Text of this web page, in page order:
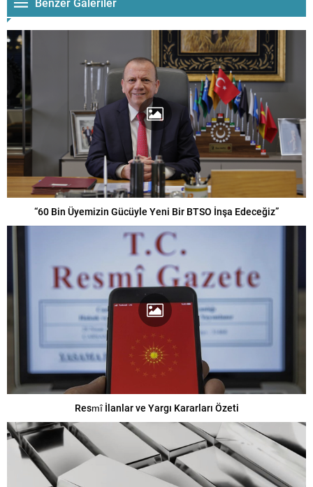
“60 Bin Üyemizin Gücüyle Yeni Bir BTSO İnşa Edeceğiz”
Resmî İlanlar ve Yargı Kararları Özeti